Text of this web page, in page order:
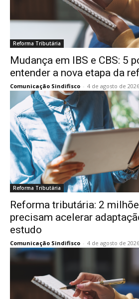
Reforma Tributária
Mudança em IBS e CBS: 5
entender a nova etapa da
Comunicação Sindifisco - 4 de agosto de 2026
Reforma Tributária
Reforma tributária: 2
precisam acelerar
estudo
Comunicação Sindifisco - 4 de agosto de 2026